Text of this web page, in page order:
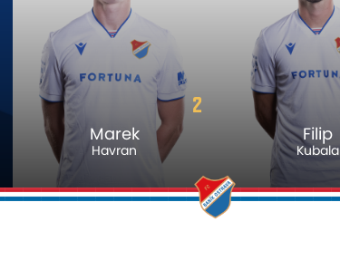
2
Marek
Havran
Filip
Kubala